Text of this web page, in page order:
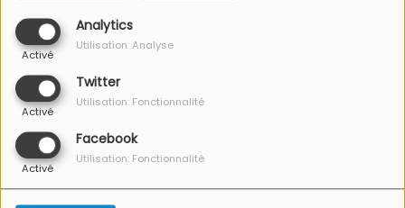
Analytics
Activé
Utilisation: Analyse
Twitter
Activé
Utilisation: Fonctionnalité
Facebook
Activé
Utilisation: Fonctionnalité